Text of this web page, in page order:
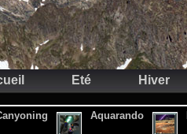
Eté Hiver
Aquarando